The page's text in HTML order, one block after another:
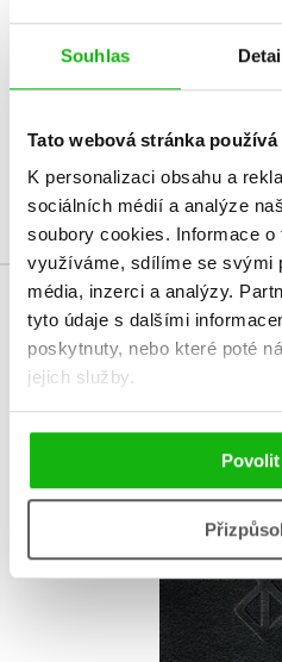
Souhlas
Tato webová stránka
K personalizaci obsahu a
sociálních médií a analýze
soubory cookies. Informace o
využíváme, sdílíme se svými
média, inzerci a analýzy.
tyto údaje s dalšími
poskytnuty, nebo které poté
jejich služby.
Povolit
V současné době nejsou vytvořena
Vaše hodnocení
Uživatelskou recenzi mohou
Přihlásit
MOHLO BY VÁS